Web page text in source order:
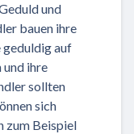
und
bauen ihre
geduldig auf
und ihre
sollten
sich
zum Beispiel